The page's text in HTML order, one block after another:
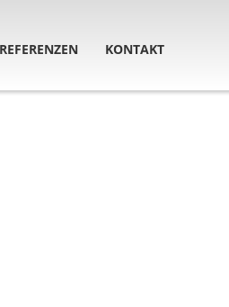
REFERENZEN KONTAKT